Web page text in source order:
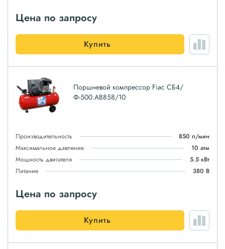
Цена по запросу
Купить
Поршневой компрессор Fiac СБ4/
Ф-500.AB858/10
Производительность
850 л/мин
Максимальное давление
10 атм
Мощность двигателя
5.5 кВт
Питание
380 В
Цена по запросу
Купить